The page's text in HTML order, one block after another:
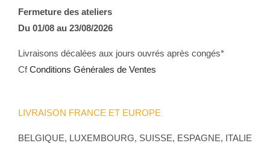
Fermeture des ateliers
Du 01/08 au 23/08/2026
Livraisons décalées aux jours ouvrés après congés*
CfConditions Générales de Ventes
LIVRAISON FRANCE ET EUROPE
BELGIQUE, LUXEMBOURG, SUISSE, ESPAGNE, ITALIE